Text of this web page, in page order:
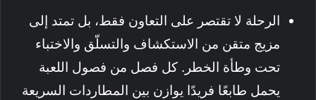
الرحلة لا تقتصر على التعاون فقط، بل تمتد إلى
مزيج متقن من الاستكشاف والتسلّق والاختباء
تحت وطأة الخطر. كل فصل من فصول اللعبة
يحمل طابعًا فريدًا يوازن بين المطاردات السريعة